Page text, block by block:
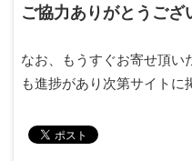
ご協力ありがとうござ
なお、もうすぐお寄せ頂い
も進捗があり次第サイトに